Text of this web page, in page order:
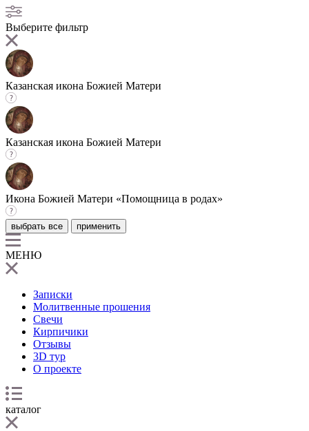
Выберите фильтр
Казанская икона Божией Матери
Казанская икона Божией Матери
Икона Божией Матери «Помощница в родах»
выбрать все применить
МЕНЮ
Записки
Молитвенные прошения
Свечи
Кирпичики
Отзывы
3D тур
О проекте
каталог